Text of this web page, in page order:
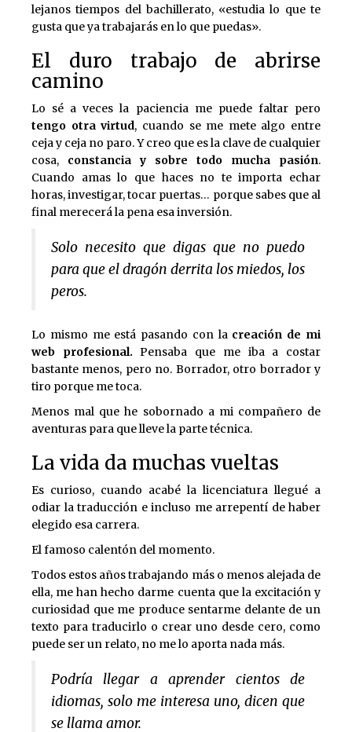
lejanos tiempos del bachillerato, «estudia lo que te
gusta que ya trabajarás en lo que puedas».
El duro trabajo de abrirse
camino
Lo sé a veces la paciencia me puede faltar pero
tengo otra virtud, cuando se me mete algo entre
ceja y ceja no paro. Y creo que es la clave de cualquier
cosa, constancia y sobre todo mucha pasión.
Cuando amas lo que haces no te importa echar
horas, investigar, tocar puertas… porque sabes que al
final merecerá la pena esa inversión.
Solo necesito que digas que no puedo
para que el dragón derrita los miedos, los
peros.
Lo mismo me está pasando con la creación de mi
web profesional. Pensaba que me iba a costar
bastante menos, pero no. Borrador, otro borrador y
tiro porque me toca.
Menos mal que he sobornado a mi compañero de
aventuras para que lleve la parte técnica.
La vida da muchas vueltas
Es curioso, cuando acabé la licenciatura llegué a
odiar la traducción e incluso me arrepentí de haber
elegido esa carrera.
El famoso calentón del momento.
Todos estos años trabajando más o menos alejada de
ella, me han hecho darme cuenta que la excitación y
curiosidad que me produce sentarme delante de un
texto para traducirlo o crear uno desde cero, como
puede ser un relato, no me lo aporta nada más.
Podría llegar a aprender cientos de
idiomas, solo me interesa uno, dicen que
se llama amor.